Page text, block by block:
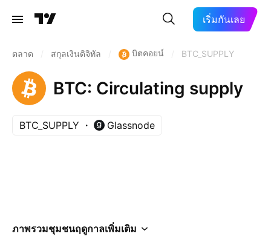
เริ่มกันเลย
ตลาด สกุลเงินดิจิทัล บิตคอยน์ BTC_SUPPLY
BTC: Circulating supply
BTC_SUPPLY Glassnode
ภาพรวมชุมชนฤดูกาลเพิ่มเติม